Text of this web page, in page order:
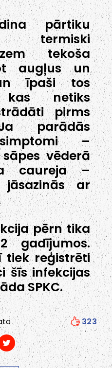
pārtiku
termiski
tekoša
augļus un
īpaši tos
kas netiks
pirms
parādās
–
vēderā
caureja –
jāsazinās ar
pērn tika
gadījumos.
tiek reģistrēti
šīs infekcijas
SPKC.
323